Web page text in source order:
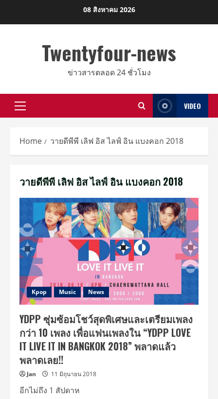
08 สิงหาคม 2026
Twentyfour-news
ข่าวสารตลอด 24 ชั่วโมง
Primary
VIDEO
Home วายดีพีพี เลิฟ อิส ไลฟ์ อิน แบงคอก 2018
วายดีพีพี เลิฟ อิส ไลฟ์ อิน แบงคอก 2018
Kpop Music News
YDPP ซุ่มซ้อมโชว์สุดพิเศษและเตรียมเพลง
กว่า 10 เพลง เพื่อแฟนเพลงใน “YDPP LOVE
IT LIVE IT IN BANGKOK 2018” พลาดแล้ว
พลาดเลย!!
Jan 11 มิถุนายน 2018
อีกไม่ถึง 1 สัปดาห